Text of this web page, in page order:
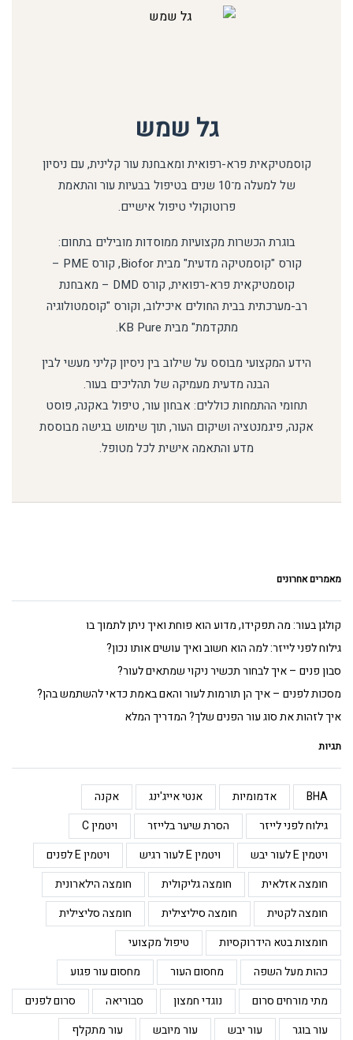
מאמרים אחרונים
קולגן בעור: מה תפקידו, מדוע הוא פוחת ואיך ניתן לתמוך בו
גילוח לפני לייזר: למה הוא חשוב ואיך עושים אותו נכון?
סבון פנים – איך לבחור תכשיר ניקוי שמתאים לעור?
מסכות לפנים – איך הן תורמות לעור והאם באמת כדאי להשתמש בהן?
איך לזהות את סוג עור הפנים שלך? המדריך המלא
תגיות
BHA אדמומיות אנטי אייג'ינג
אקנה
גילוח לפני לייזר
הסרת שיער בלייזר
ויטמין C
ויטמין E לעור יבש
ויטמין E לעור רגיש
ויטמין E לפנים
חומצה אזלאית
חומצה גליקולית
חומצה הילארונית
חומצה לקטית
חומצה סיליצילית
חומצה סליצילית
חומצות בטא הידרוקסיות
טיפול מקצועי
כהות מעל השפה
מחסום העור
מחסום עור פגוע
מתי מורחים סרום
נוגדי חמצון סבוריאה
סרום לפנים
עור בוגר
עור יבש עור מיובש
עור מתקלף
גל שמש
קוסמטיקאית פרא-רפואית ומאבחנת עור קלינית, עם ניסיון
של למעלה מ־10 שנים בטיפול בבעיות עור והתאמת
פרוטוקולי טיפול אישיים.
בוגרת הכשרות מקצועיות ממוסדות מובילים בתחום:
קורס "קוסמטיקה מדעית" מבית Biofor, קורס PME –
קוסמטיקאית פרא-רפואית, קורס DMD – מאבחנת
רב-מערכתית בבית החולים איכילוב, וקורס "קוסמטולוגיה
מתקדמת" מבית KB Pure.
הידע המקצועי מבוסס על שילוב בין ניסיון קליני מעשי לבין
הבנה מדעית מעמיקה של תהליכים בעור.
תחומי ההתמחות כוללים: אבחון עור, טיפול באקנה, פוסט
אקנה, פיגמנטציה ושיקום העור, תוך שימוש בגישה מבוססת
מדע והתאמה אישית לכל מטופל.